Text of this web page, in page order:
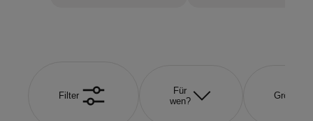
Filter
Für
wen?
Größe